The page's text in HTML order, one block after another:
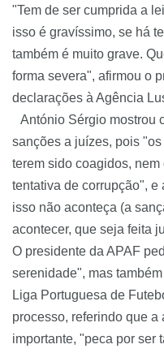
"Tem de ser cumprida a
isso é gravíssimo, se há
também é muito grave.
forma severa", afirmou o
declarações à Agência
António Sérgio mostrou
sanções a juízes, pois
terem sido coagidos,
tentativa de corrupção",
isso não aconteça (a
acontecer, que seja feita
O presidente da APAF
serenidade", mas
Liga Portuguesa de
processo, referindo que
importante, "peca por ser